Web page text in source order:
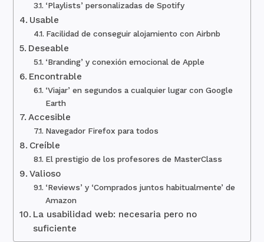
‘Playlists’ personalizadas de Spotify
Usable
Facilidad de conseguir alojamiento con Airbnb
Deseable
‘Branding’ y conexión emocional de Apple
Encontrable
‘Viajar’ en segundos a cualquier lugar con Google
Earth
Accesible
Navegador Firefox para todos
Creíble
El prestigio de los profesores de MasterClass
Valioso
‘Reviews’ y ‘Comprados juntos habitualmente’ de
Amazon
La usabilidad web: necesaria pero no
suficiente